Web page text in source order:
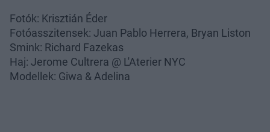
Fotók: Krisztián Éder
Fotóasszitensek: Juan Pablo Herrera, Bryan Liston
Smink: Richard Fazekas
Haj: Jerome Cultrera @ L'Aterier NYC
Modellek: Giwa & Adelina